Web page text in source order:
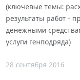
(ключевые темы:
результаты работ -
денежными
услуги генподряда)
28 сентября 2016